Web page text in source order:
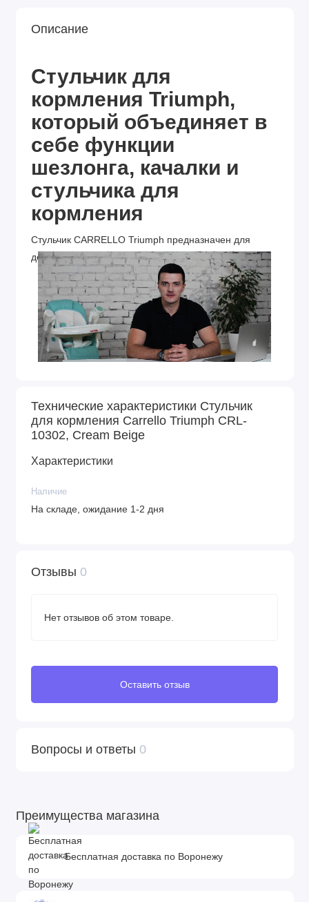
Описание
Стульчик для
кормления Triumph,
который объединяет в
себе функции
шезлонга, качалки и
стульчика для
кормления
Стульчик CARRELLO Triumph предназначен для
детей от рождения и до 3-х лет.
Технические характеристики Стульчик
для кормления Carrello Triumph CRL-
10302, Cream Beige
Характеристики
Наличие
На складе, ожидание 1-2 дня
Отзывы 0
Нет отзывов об этом товаре.
Оставить отзыв
Вопросы и ответы 0
Преимущества магазина
Бесплатная доставка по Воронежу